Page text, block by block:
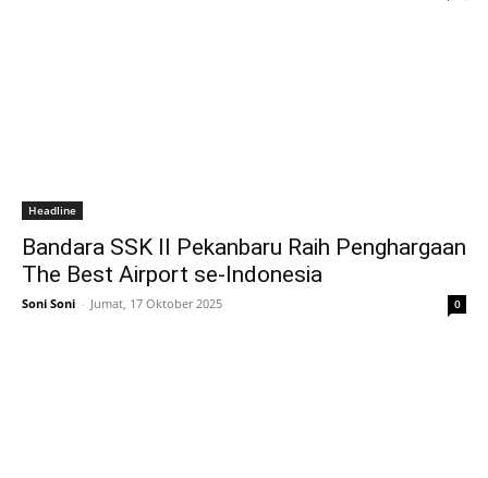
Headline
Bandara SSK II Pekanbaru Raih Penghargaan
The Best Airport se-Indonesia
Soni Soni - Jumat, 17 Oktober 2025 0